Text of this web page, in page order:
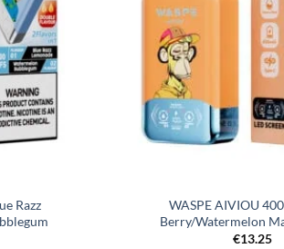
Razz
WASPE AIVIOU
Berry/Watermelon
€13.25